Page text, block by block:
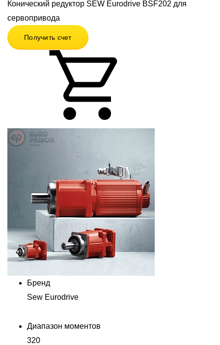
Конический редуктор SEW Eurodrive BSF202 для
сервопривода
Получить счет
Бренд
Sew Eurodrive
Диапазон моментов
320